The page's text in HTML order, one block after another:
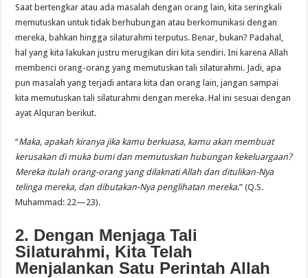
Saat bertengkar atau ada masalah dengan orang lain, kita seringkali
memutuskan untuk tidak berhubungan atau berkomunikasi dengan
mereka, bahkan hingga silaturahmi terputus. Benar, bukan? Padahal,
hal yang kita lakukan justru merugikan diri kita sendiri. Ini karena Allah
membenci orang-orang yang memutuskan tali silaturahmi. Jadi, apa
pun masalah yang terjadi antara kita dan orang lain, jangan sampai
kita memutuskan tali silaturahmi dengan mereka. Hal ini sesuai dengan
ayat Alquran berikut.
“Maka, apakah kiranya jika kamu berkuasa, kamu akan membuat
kerusakan di muka bumi dan memutuskan hubungan kekeluargaan?
Mereka itulah orang-orang yang dilaknati Allah dan ditulikan-Nya
telinga mereka, dan dibutakan-Nya penglihatan mereka.” (Q.S.
Muhammad: 22—23).
2. Dengan Menjaga Tali
Silaturahmi, Kita Telah
Menjalankan Satu Perintah Allah